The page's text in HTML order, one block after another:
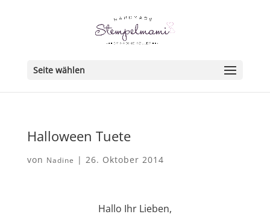
Seite wählen
Halloween Tuete
von Nadine | 26. Oktober 2014
Hallo Ihr Lieben,